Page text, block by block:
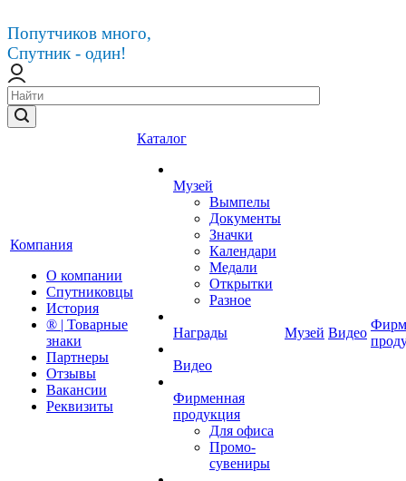
Попутчиков много,
Спутник - один!
Компания
О компании
Спутниковцы
История
® | Товарные
знаки
Партнеры
Отзывы
Вакансии
Реквизиты
Каталог
Музей
Вымпелы
Документы
Значки
Календари
Медали
Открытки
Разное
Награды
Видео
Фирменная
продукция
Для офиса
Промо-
сувениры
Музей Видео